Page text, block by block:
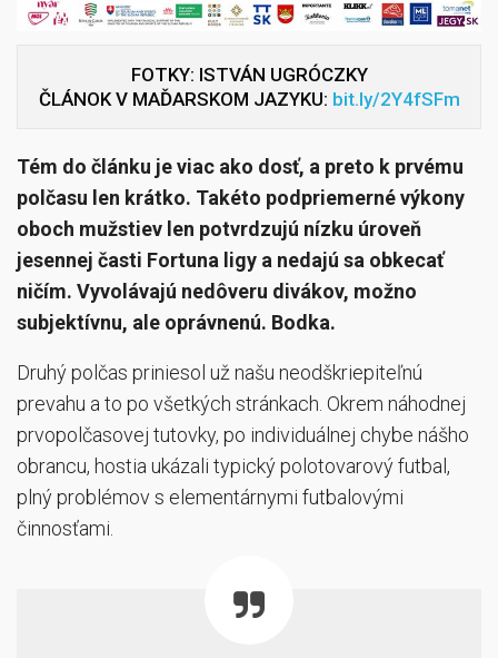
FOTKY: ISTVÁN UGRÓCZKY
ČLÁNOK V MAĎARSKOM JAZYKU: bit.ly/2Y4fSFm
Tém do článku je viac ako dosť, a preto k prvému
polčasu len krátko. Takéto podpriemerné výkony
oboch mužstiev len potvrdzujú nízku úroveň
jesennej časti Fortuna ligy a nedajú sa obkecať
ničím. Vyvolávajú nedôveru divákov, možno
subjektívnu, ale oprávnenú. Bodka.
Druhý polčas priniesol už našu neodškriepiteľnú
prevahu a to po všetkých stránkach. Okrem náhodnej
prvopolčasovej tutovky, po individuálnej chybe nášho
obrancu, hostia ukázali typický polotovarový futbal,
plný problémov s elementárnymi futbalovými
činnosťami.